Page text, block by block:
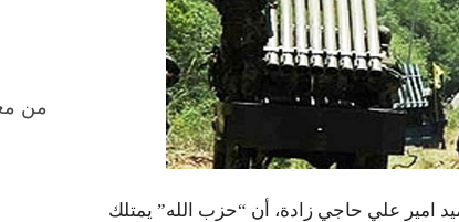
امير علي حاجي زادة، أن “حزب الله” يمتلك
من